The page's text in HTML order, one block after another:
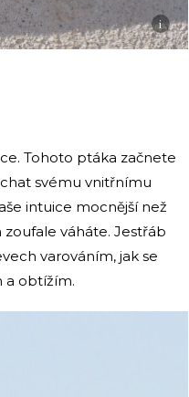
i
Tohoto ptáka začnete
svému vnitřnímu
intuice mocnější než
váháte. Jestřáb
varováním, jak se
a obtížím.